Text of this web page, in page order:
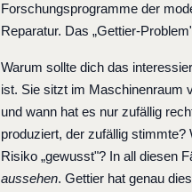
Forschungsprogramme der
Reparatur. Das „Gettier-
Warum sollte dich das
ist. Sie sitzt im Maschinenraum
und wann hat es nur zufällig
produziert, der zufällig stimmte?
Risiko „gewusst"? In all diesen
aussehen. Gettier hat genau